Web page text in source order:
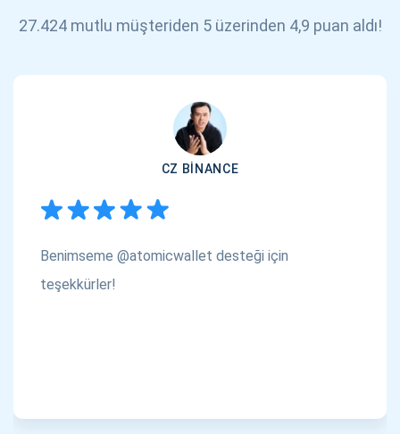
27.424 mutlu müşteriden 5 üzerinden 4,9 puan aldı!
CZ BINANCE
Benimseme @atomicwallet desteği için
teşekkürler!